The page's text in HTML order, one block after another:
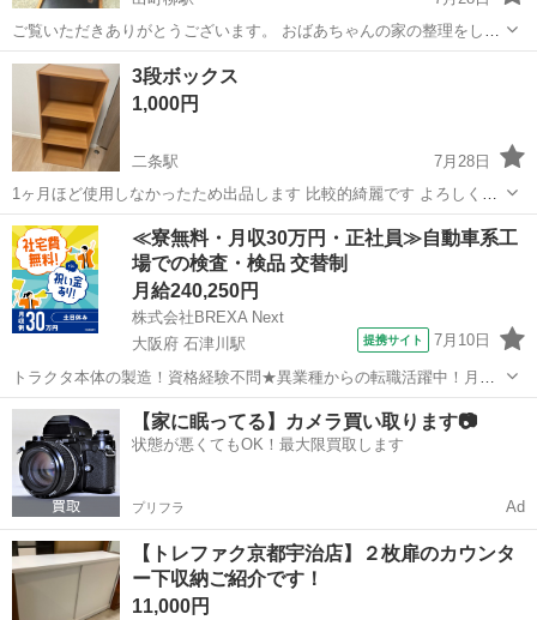
ご覧いただきありがとうございます。 おばあちゃんの家の整理をして
います。 シルバーの取っ手の引き出しつきです。 栗色の綺麗な色をし
ています。 観葉植物を置いたり色々な用途に使えそうです！ 簡単に乾
拭きだけしています。 ど...
京都 京都市 出町柳駅
3段ボックス
1,000円
二条駅
7月28日
1ヶ月ほど使用しなかったため出品します 比較的綺麗です よろしくお
願い致します
京都 京都市 二条駅 収納家具
≪寮無料・月収30万円・正社員≫自動車系工
場での検査・検品 交替制
月給240,250円
株式会社BREXA Next
大阪府 石津川駅
提携サイト 7月10日
トラクタ本体の製造！資格経験不問★異業種からの転職活躍中！月収
例29万円以上！生活支援物資事前対応可◎即日入寮OK！寮費はずっと
無料＆備品付き1R寮完備！赴任旅費会社負担！工場まで無料送迎あり
◎《大阪府堺市》 人気の工場の...
大阪 堺市 石津川駅 その他
【家に眠ってる】カメラ買い取ります📷
状態が悪くてもOK！最大限買取します
プリフラ Ad
【トレファク京都宇治店】２枚扉のカウンタ
ー下収納ご紹介です！
11,000円